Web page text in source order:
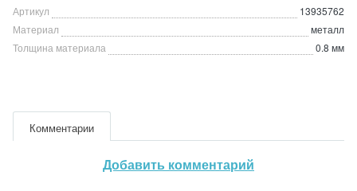
Артикул
13935762
Материал
металл
Толщина материала
0.8 мм
Комментарии
Добавить комментарий